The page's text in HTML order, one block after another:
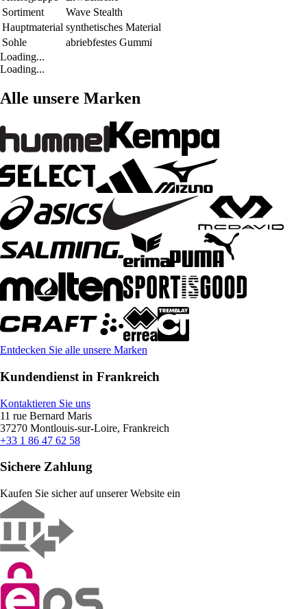
Sortiment
Wave Stealth
Hauptmaterial synthetisches Material
Sohle
abriebfestes Gummi
Loading...
Loading...
Alle unsere Marken
Entdecken Sie alle unsere Marken
Kundendienst in Frankreich
Kontaktieren Sie uns
11 rue Bernard Maris
37270 Montlouis-sur-Loire, Frankreich
+33 1 86 47 62 58
Sichere Zahlung
Kaufen Sie sicher auf unserer Website ein